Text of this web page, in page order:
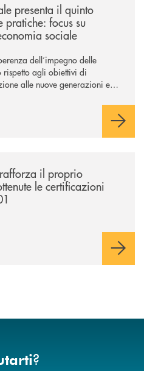
presenta il quinto
pratiche: focus su
sociale
dell’impegno delle
rispetto agli obiettivi di
alle nuove generazioni e
Installate 246 colonnine di
il proprio
le certificazioni
?